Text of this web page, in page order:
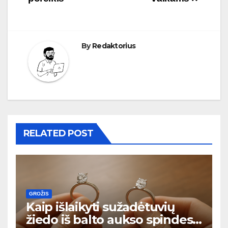
ByRedaktorius
RELATED POST
GROŽIS
Kaip išlaikyti sužadėtuvių
žiedo iš balto aukso spindesį